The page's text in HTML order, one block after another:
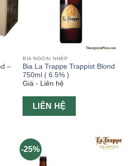
–
BIA NGOẠI NHẬP
Bia La Trappe Trappist Blond
750ml ( 6.5% )
Giá - Liên hệ
LIÊN HỆ
-25%